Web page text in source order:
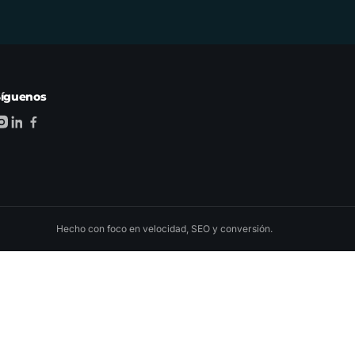
Hecho con foco en velocidad, SEO y conversión.